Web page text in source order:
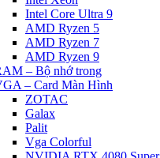
Intel Core Ultra 9
AMD Ryzen 5
AMD Ryzen 7
AMD Ryzen 9
– Bộ nhớ trong
– Card Màn Hình
ZOTAC
Galax
Palit
Vga Colorful